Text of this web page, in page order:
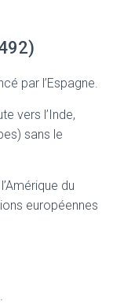
par l’Espagne.
vers l’Inde,
sans le
du
européennes